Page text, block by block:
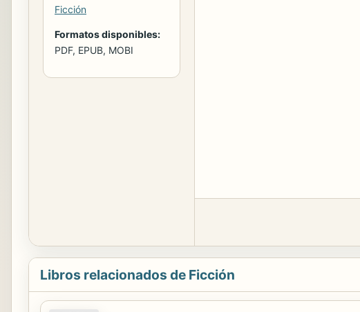
Ficción
Formatos disponibles:
PDF, EPUB, MOBI
Libros relacionados de Ficción